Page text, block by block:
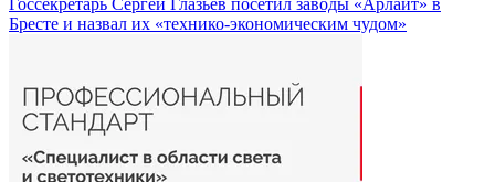
Бресте и назвал их «технико-экономическим чудом»